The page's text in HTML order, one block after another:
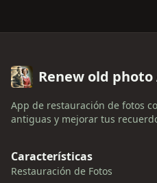
Renew old photo
App de restauración de fotos
antiguas y mejorar tus
Características
Restauración de Fotos